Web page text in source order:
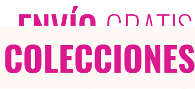
ENVÍO GRATIS
COLECCIONES